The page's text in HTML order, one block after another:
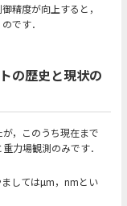
精度が向上すると，
です．
の歴史と現状の
，このうち現在まで
力場観測のみです．
してはµm，nmとい